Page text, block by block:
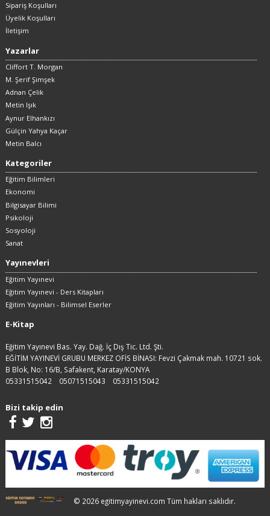
Sipariş Koşulları
Üyelik Koşulları
İletişim
Yazarlar
Cliffort T. Morgan
M. Şerif Şimşek
Adnan Çelik
Metin Işık
Aynur Elhankızı
Gülçin Yahya Kaçar
Metin Balcı
Kategoriler
Eğitim Bilimleri
Ekonomi
Bilgisayar Bilimi
Psikoloji
Sosyoloji
Sanat
Yayınevleri
Eğitim Yayınevi
Eğitim Yayınevi - Ders Kitapları
Eğitim Yayınları - Bilimsel Eserler
E-Kitap
Eğitim Yayınevi Bas. Yay. Dağ. İç Dış Tic. Ltd. Şti.
EĞİTİM YAYINEVİ GRUBU MERKEZ OFİS BİNASI: Fevzi Çakmak mah. 10721 sok.
B Blok, No: 16/B, Safakent, Karatay/KONYA
05331515042
05071515043 05331515042
Bizi takip edin
© 2026 egitimyayinevi.com Tüm hakları saklıdır.